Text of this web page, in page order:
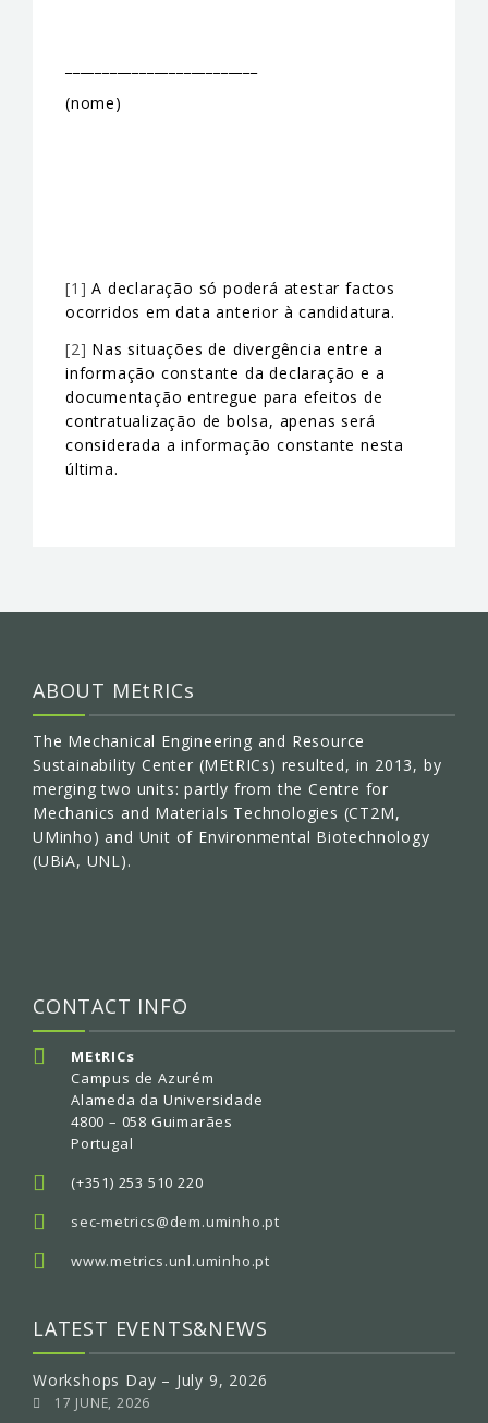
(nome)
[1] A declaração só poderá atestar factos
ocorridos em data anterior à candidatura.
[2] Nas situações de divergência entre a
informação constante da declaração e a
documentação entregue para efeitos de
contratualização de bolsa, apenas será
considerada a informação constante nesta
última.
ABOUT MEtRICs
The Mechanical Engineering and Resource
Sustainability Center (MEtRICs) resulted, in 2013, by
merging two units: partly from the Centre for
Mechanics and Materials Technologies (CT2M,
UMinho) and Unit of Environmental Biotechnology
(UBiA, UNL).
CONTACT INFO
MEtRICs
Campus de Azurém
Alameda da Universidade
4800 – 058 Guimarães
Portugal
(+351) 253 510 220
sec-metrics@dem.uminho.pt
www.metrics.unl.uminho.pt
LATEST EVENTS&NEWS
Workshops Day – July 9, 2026
17 JUNE, 2026